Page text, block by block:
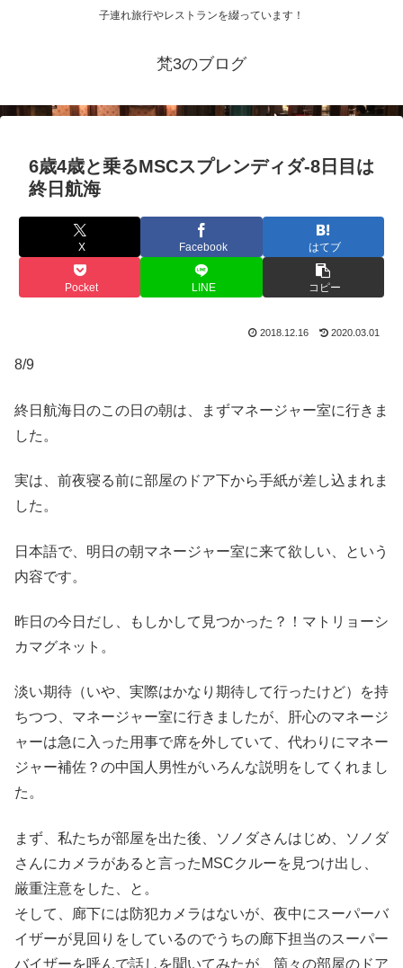
子連れ旅行やレストランを綴っています！
梵3のブログ
6歳4歳と乗るMSCスプレンディダ-8日目は
終日航海
X Facebook はてブ
Pocket LINE コピー
2018.12.16 2020.03.01
8/9
終日航海日のこの日の朝は、まずマネージャー室に行きま
した。
実は、前夜寝る前に部屋のドア下から手紙が差し込まれま
した。
日本語で、明日の朝マネージャー室に来て欲しい、という
内容です。
昨日の今日だし、もしかして見つかった？！マトリョーシ
カマグネット。
淡い期待（いや、実際はかなり期待して行ったけど）を持
ちつつ、マネージャー室に行きましたが、肝心のマネージ
ャーは急に入った用事で席を外していて、代わりにマネー
ジャー補佐？の中国人男性がいろんな説明をしてくれまし
た。
まず、私たちが部屋を出た後、ソノダさんはじめ、ソノダ
さんにカメラがあると言ったMSCクルーを見つけ出し、
厳重注意をした、と。
そして、廊下には防犯カメラはないが、夜中にスーパーバ
イザーが見回りをしているのでうちの廊下担当のスーパー
バイザーを呼んで話しを聞いてみたが、箇々の部屋のドア